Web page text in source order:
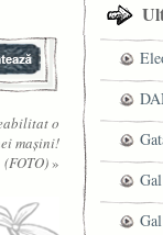
o
mașini!
(FOTO)»